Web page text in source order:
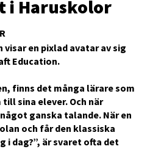
i Haruskolor
visar en pixlad avatar av sig
Education.
finns det många lärare som
sina elever. Och när
ganska talande. När en
och får den klassiska
i dag?”, är svaret ofta det